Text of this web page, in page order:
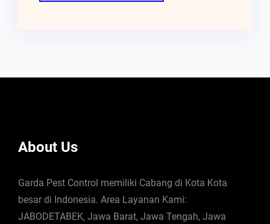
About Us
Garda Pest Control memiliki Cabang di Kota Kota
besar di Indonesia. Area Layanan Kami:
JABODETABEK, Jawa Barat, Jawa Tengah, Jawa